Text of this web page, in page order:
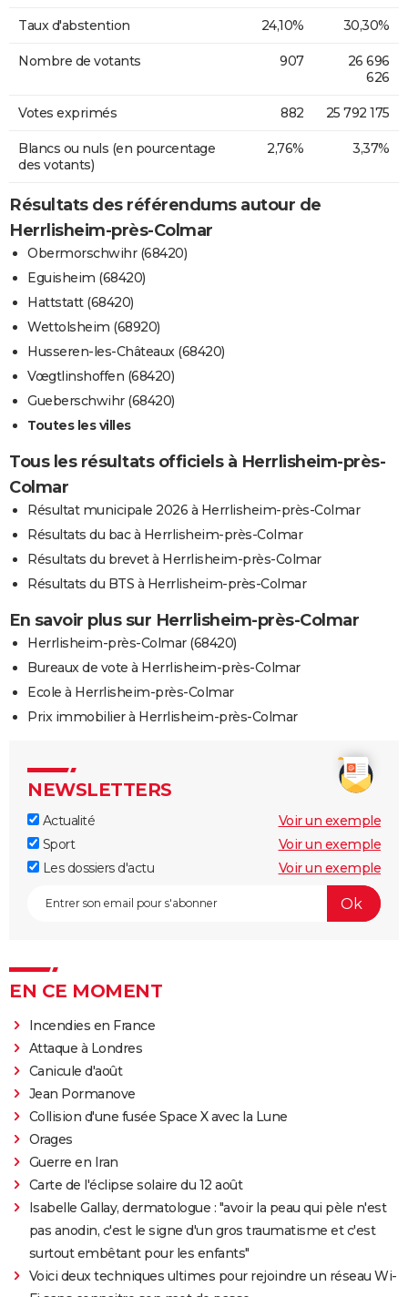
Taux d'abstention 24,10% 30,30%
Nombre de votants 907
26 696
626
Votes exprimés 882 25 792 175
Blancs ou nuls (en pourcentage
des votants)
2,76% 3,37%
Résultats des référendums autour de
Herrlisheim-près-Colmar
Obermorschwihr (68420)
Eguisheim (68420)
Hattstatt (68420)
Wettolsheim (68920)
Husseren-les-Châteaux (68420)
Vœgtlinshoffen (68420)
Gueberschwihr (68420)
Toutes les villes
Tous les résultats officiels à Herrlisheim-près-
Colmar
Résultat municipale 2026 à Herrlisheim-près-Colmar
Résultats du bac à Herrlisheim-près-Colmar
Résultats du brevet à Herrlisheim-près-Colmar
Résultats du BTS à Herrlisheim-près-Colmar
En savoir plus sur Herrlisheim-près-Colmar
Herrlisheim-près-Colmar (68420)
Bureaux de vote à Herrlisheim-près-Colmar
Ecole à Herrlisheim-près-Colmar
Prix immobilier à Herrlisheim-près-Colmar
NEWSLETTERS
Actualité
Voir un exemple
Sport
Voir un exemple
Les dossiers d'actu
Voir un exemple
EN CE MOMENT
Incendies en France
Attaque à Londres
Canicule d'août
Jean Pormanove
Collision d'une fusée Space X avec la Lune
Orages
Guerre en Iran
Carte de l'éclipse solaire du 12 août
Isabelle Gallay, dermatologue : "avoir la peau qui pèle n'est
pas anodin, c'est le signe d'un gros traumatisme et c'est
surtout embêtant pour les enfants"
Voici deux techniques ultimes pour rejoindre un réseau Wi-